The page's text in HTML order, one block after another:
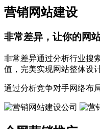
营销网站建设
非常差异， 让你的网
非常差异通过分析行业搜
值，完美实现网站整体设
通过分析竞争对手网络布